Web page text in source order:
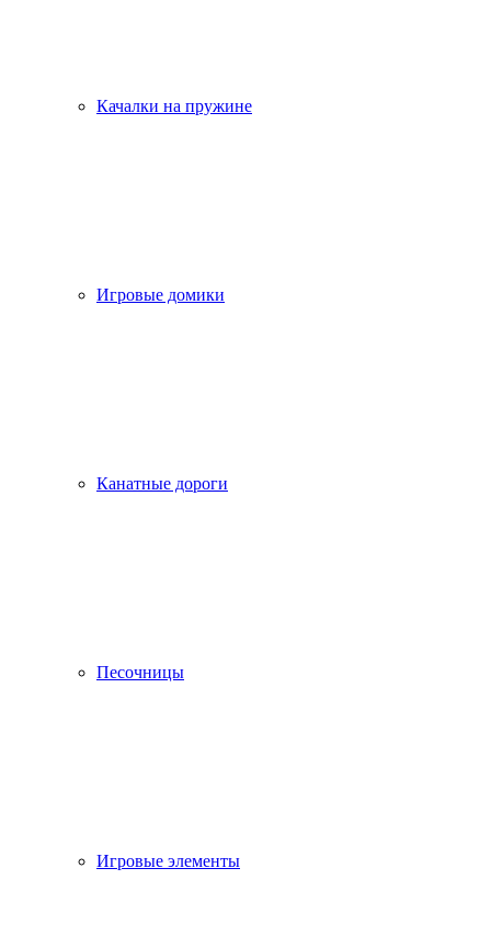
Качалки на пружине
Игровые домики
Канатные дороги
Песочницы
Игровые элементы